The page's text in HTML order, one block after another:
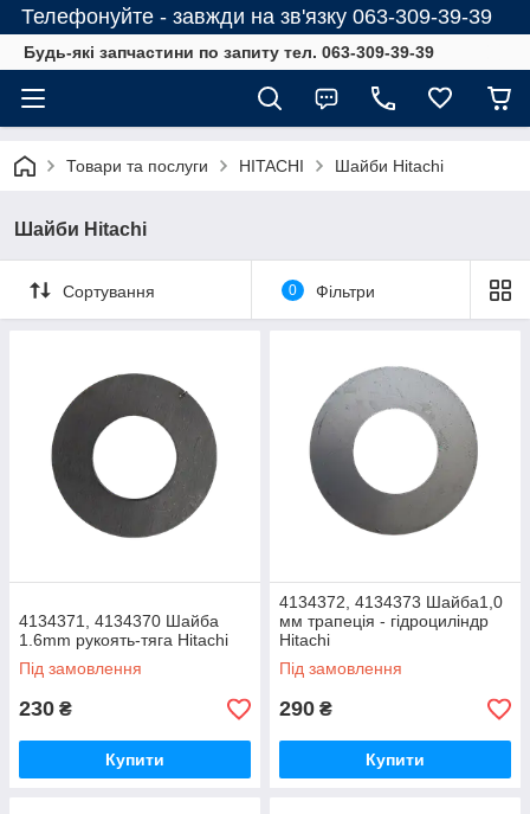
Телефонуйте - завжди на зв'язку 063-309-39-39
Будь-які запчастини по запиту тел. 063-309-39-39
Товари та послуги HITACHI Шайби Hitachi
Шайби Hitachi
Сортування 0 Фільтри
4134371, 4134370 Шайба
1.6mm рукоять-тяга Hitachi
Під замовлення
230 ₴
Купити
4134372, 4134373 Шайба1,0
мм трапеція - гідроциліндр
Hitachi
Під замовлення
290 ₴
Купити